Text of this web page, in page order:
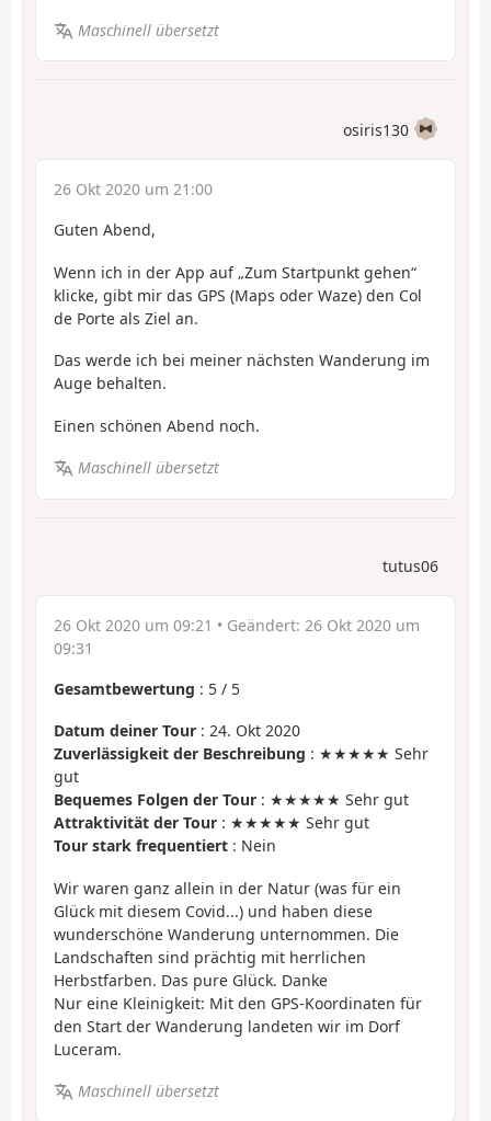
Maschinell übersetzt
osiris130
26 Okt 2020 um 21:00
Guten Abend,
Wenn ich in der App auf „Zum Startpunkt gehen“
klicke, gibt mir das GPS (Maps oder Waze) den Col
de Porte als Ziel an.
Das werde ich bei meiner nächsten Wanderung im
Auge behalten.
Einen schönen Abend noch.
Maschinell übersetzt
tutus06
26 Okt 2020 um 09:21 • Geändert: 26 Okt 2020 um
09:31
Gesamtbewertung : 5 / 5
Datum deiner Tour : 24. Okt 2020
Zuverlässigkeit der Beschreibung : ★★★★★ Sehr
gut
Bequemes Folgen der Tour : ★★★★★ Sehr gut
Attraktivität der Tour : ★★★★★ Sehr gut
Tour stark frequentiert : Nein
Wir waren ganz allein in der Natur (was für ein
Glück mit diesem Covid...) und haben diese
wunderschöne Wanderung unternommen. Die
Landschaften sind prächtig mit herrlichen
Herbstfarben. Das pure Glück. Danke
Nur eine Kleinigkeit: Mit den GPS-Koordinaten für
den Start der Wanderung landeten wir im Dorf
Luceram.
Maschinell übersetzt